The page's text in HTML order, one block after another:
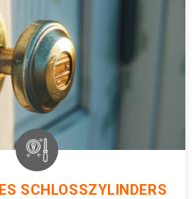
SCHLOSSZYLINDERS